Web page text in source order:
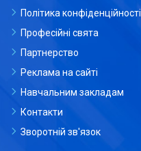
Політика конфіденційності
Професійні свята
Партнерство
Реклама на сайті
Навчальним закладам
Контакти
Зворотній зв'язок